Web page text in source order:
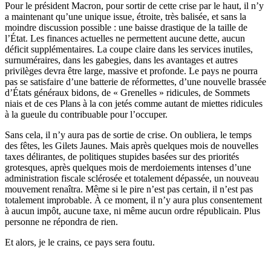
Pour le président Macron, pour sortir de cette crise par le haut, il n’y
a maintenant qu’une unique issue, étroite, très balisée, et sans la
moindre discussion possible : une baisse drastique de la taille de
l’État. Les finances actuelles ne permettent aucune dette, aucun
déficit supplémentaires. La coupe claire dans les services inutiles,
surnuméraires, dans les gabegies, dans les avantages et autres
privilèges devra être large, massive et profonde. Le pays ne pourra
pas se satisfaire d’une batterie de réformettes, d’une nouvelle brassée
d’États généraux bidons, de « Grenelles » ridicules, de Sommets
niais et de ces Plans à la con jetés comme autant de miettes ridicules
à la gueule du contribuable pour l’occuper.
Sans cela, il n’y aura pas de sortie de crise. On oubliera, le temps
des fêtes, les Gilets Jaunes. Mais après quelques mois de nouvelles
taxes délirantes, de politiques stupides basées sur des priorités
grotesques, après quelques mois de merdoiements intenses d’une
administration fiscale sclérosée et totalement dépassée, un nouveau
mouvement renaîtra. Même si le pire n’est pas certain, il n’est pas
totalement improbable. À ce moment, il n’y aura plus consentement
à aucun impôt, aucune taxe, ni même aucun ordre républicain. Plus
personne ne répondra de rien.
Et alors, je le crains, ce pays sera foutu.